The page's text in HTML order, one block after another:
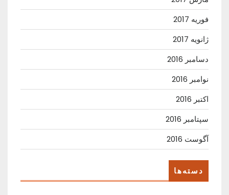
فوریه 2017
ژانویه 2017
دسامبر 2016
نوامبر 2016
اکتبر 2016
سپتامبر 2016
آگوست 2016
دسته‌ها